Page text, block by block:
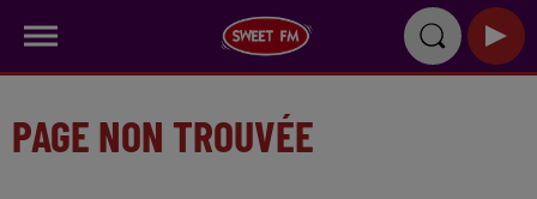
PAGE NON TROUVÉE